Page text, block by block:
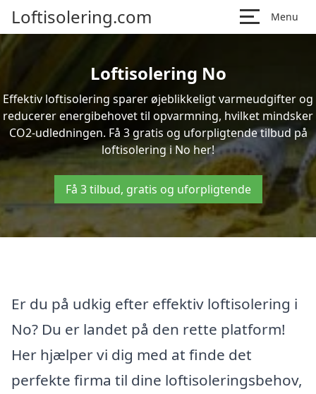
Loftisolering.com Menu
Loftisolering No
Effektiv loftisolering sparer øjeblikkeligt varmeudgifter og
reducerer energibehovet til opvarmning, hvilket mindsker
CO2-udledningen. Få 3 gratis og uforpligtende tilbud på
loftisolering i No her!
Få 3 tilbud, gratis og uforpligtende
Er du på udkig efter effektiv loftisolering i
No? Du er landet på den rette platform!
Her hjælper vi dig med at finde det
perfekte firma til dine loftisoleringsbehov,